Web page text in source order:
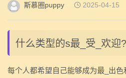
斯慕圈puppy 2025-04-15
什么类型的s最_受_欢迎?
每个人都希望自己能够成为最_出